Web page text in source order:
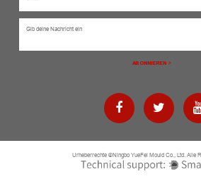
Urheberrechte ©Ningbo YueFei Mould Co., Ltd. Alle